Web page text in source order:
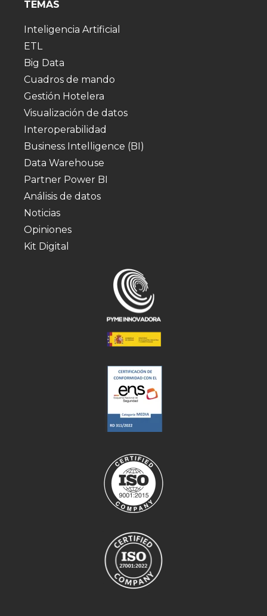
TEMAS
Inteligencia Artificial
ETL
Big Data
Cuadros de mando
Gestión Hotelera
Visualización de datos
Interoperabilidad
Business Intelligence (BI)
Data Warehouse
Partner Power BI
Análisis de datos
Noticias
Opiniones
Kit Digital